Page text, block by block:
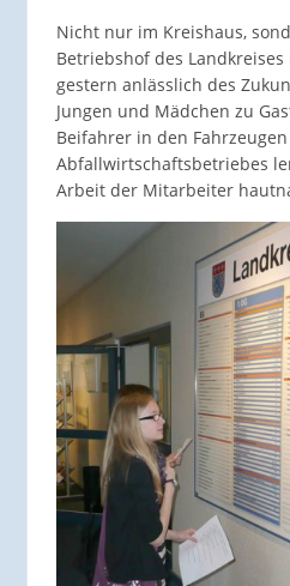
Nicht nur im Kreishaus,
Betriebshof des
gestern anlässlich des
Jungen und Mädchen zu
Beifahrer in den
Abfallwirtschaftsbetriebes
Arbeit der Mitarbeiter